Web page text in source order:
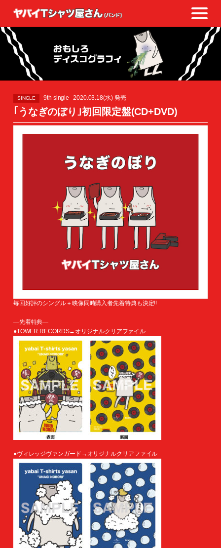
SINGLE 9th single 2020.03.18(水) 発売
｢うなぎのぼり｣初回限定盤(CD+DVD)
毎回好評のシングル＋映像同時購入者先着特典も決定!!
―先着特典―
●TOWER RECORDS→オリジナルクリアファイル
●ヴィレッジヴァンガード→オリジナルクリアファイル